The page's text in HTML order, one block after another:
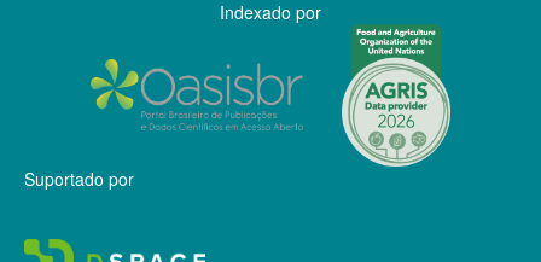
Indexado por
Suportado por